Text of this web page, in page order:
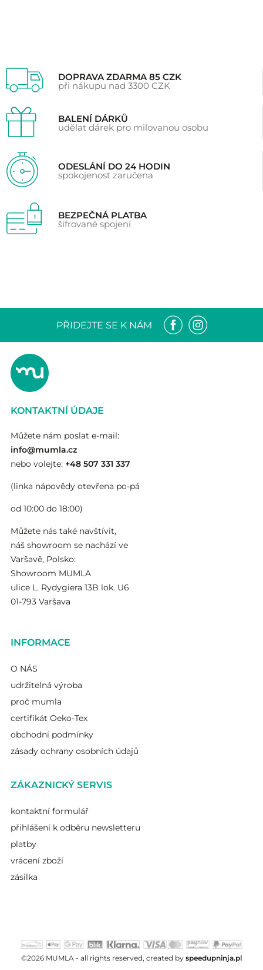
DOPRAVA ZDARMA 85 CZK
při nákupu nad 3300 CZK
BALENÍ DÁRKŮ
udělat dárek pro milovanou osobu
ODESLÁNÍ DO 24 HODIN
spokojenost zaručena
BEZPEČNÁ PLATBA
šifrované spojení
PŘIDEJTE SE K NÁM
KONTAKTNÍ ÚDAJE
Můžete nám poslat e-mail:
info@mumla.cz
nebo volejte: +48 507 331 337
(linka nápovědy otevřena po-pá
od 10:00 do 18:00)
Můžete nás také navštívit,
náš showroom se nachází ve
Varšavě, Polsko:
Showroom MUMLA
ulice L. Rydygiera 13B lok. U6
01-793 Varšava
INFORMACE
O NÁS
udržitelná výroba
proč mumla
certifikát Oeko-Tex
obchodní podmínky
zásady ochrany osobních údajů
ZÁKAZNICKÝ SERVIS
kontaktní formulář
přihlášení k odběru newsletteru
platby
vrácení zboží
zásilka
©2026 MUMLA - all rights reserved, created by speedupninja.pl